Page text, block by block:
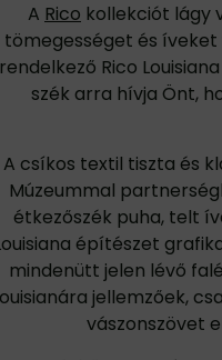
A Rico kollekciót lágy
tömegességet és íveket
rendelkező Rico
szék arra hívja Önt,
A csíkos textil tiszta és
Múzeummal
étkezőszék puha, telt
építészet
mindenütt jelen lévő
jellemzőek,
vászonszövet